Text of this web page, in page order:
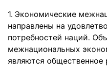
Экономические
направлены на
потребностей наций.
межнациональных
являются